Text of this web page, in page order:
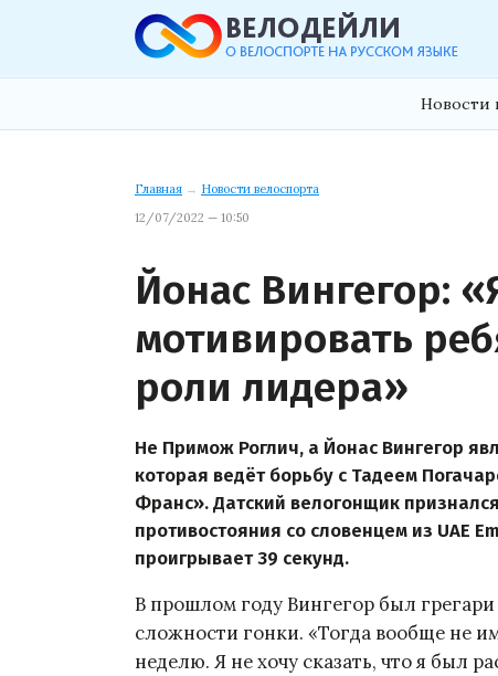
Новости
Главная → Новости велоспорта
12/07/2022 — 10:50
Йонас Вингегор:
мотивировать
роли лидера»
Не Примож Роглич, а Йонас Вингегор
которая ведёт борьбу с Тадеем
Франс». Датский велогонщик
противостояния со словенцем из UAE
проигрывает 39 секунд.
В прошлом году Вингегор был
сложности гонки. «Тогда вообще не
неделю. Я не хочу сказать, что я был